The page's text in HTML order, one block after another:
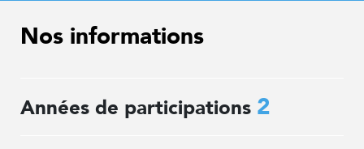
Nos informations
Années de participations 2